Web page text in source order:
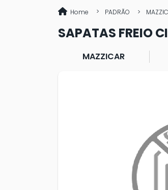
Home PADRÃO
SAPATAS FREIO
MAZZICAR